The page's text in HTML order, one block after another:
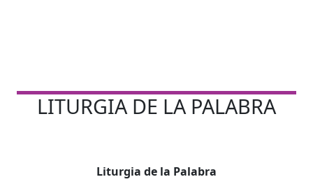
LITURGIA DE LA PALABRA
Liturgia de la Palabra